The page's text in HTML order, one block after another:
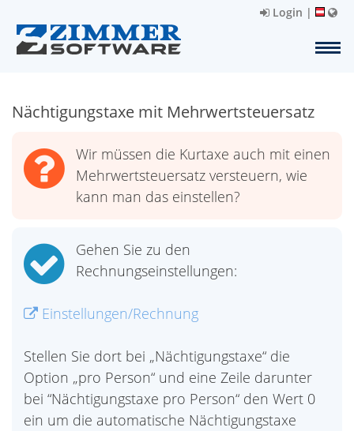
Login |
Nächtigungstaxe mit Mehrwertsteuersatz
Wir müssen die Kurtaxe auch mit einen
Mehrwertsteuersatz versteuern, wie
kann man das einstellen?
Gehen Sie zu den
Rechnungseinstellungen:
Einstellungen/Rechnung
Stellen Sie dort bei „Nächtigungstaxe“ die
Option „pro Person“ und eine Zeile darunter
bei “Nächtigungstaxe pro Person“ den Wert 0
ein um die automatische Nächtigungstaxe